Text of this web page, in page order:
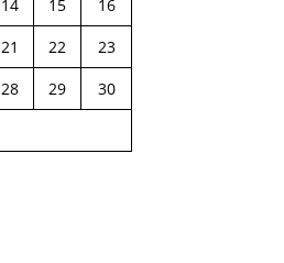
14 15
16
21 22
23
28 29
30